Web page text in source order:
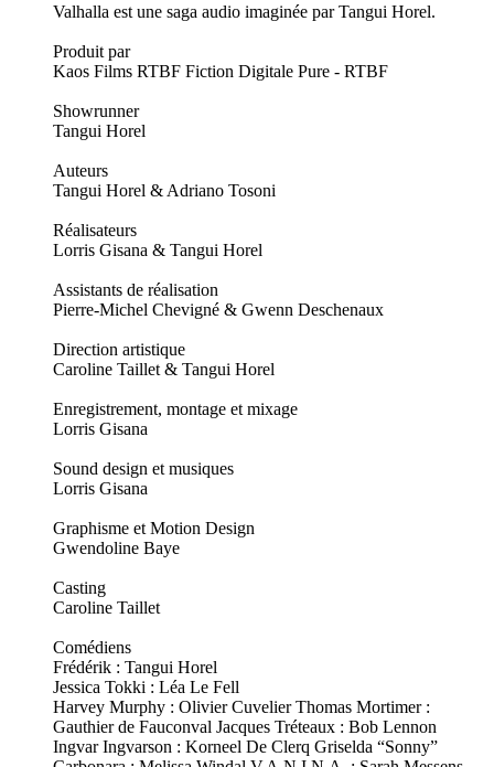
Valhalla est une saga audio imaginée par Tangui Horel.
Produit par
Kaos Films RTBF Fiction Digitale Pure - RTBF
Showrunner
Tangui Horel
Auteurs
Tangui Horel & Adriano Tosoni
Réalisateurs
Lorris Gisana & Tangui Horel
Assistants de réalisation
Pierre-Michel Chevigné & Gwenn Deschenaux
Direction artistique
Caroline Taillet & Tangui Horel
Enregistrement, montage et mixage
Lorris Gisana
Sound design et musiques
Lorris Gisana
Graphisme et Motion Design
Gwendoline Baye
Casting
Caroline Taillet
Comédiens
Frédérik : Tangui Horel
Jessica Tokki : Léa Le Fell
Harvey Murphy : Olivier Cuvelier Thomas Mortimer :
Gauthier de Fauconval Jacques Tréteaux : Bob Lennon
Ingvar Ingvarson : Korneel De Clerq Griselda “Sonny”